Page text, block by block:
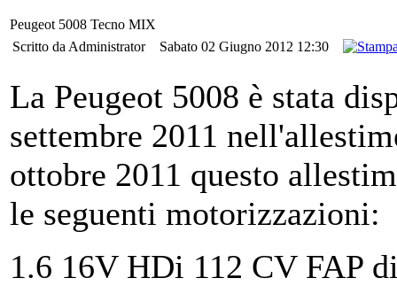
Peugeot 5008 Tecno MIX
Scritto da Administrator
Sabato 02 Giugno 2012 12:30
La Peugeot 5008 è stata
settembre 2011
ottobre 2011 questo
le seguenti motorizzazioni:
1.6 16V HDi 112 CV FAP